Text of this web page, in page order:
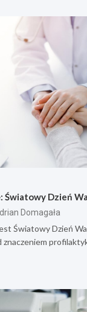
Światowy Dzień
Domagała
Światowy Dzień
znaczeniem